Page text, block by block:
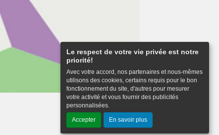
Le respect de votre vie privée est notre
priorité!
Avec votre accord, nos partenaires et nous-mêmes
utilisons des cookies, certains requis pour le bon
fonctionnement du site, d'autres pour mesurer
votre activité et vous fournir des publicités
personnalisées.
Accepter En savoir plus
Haut de page